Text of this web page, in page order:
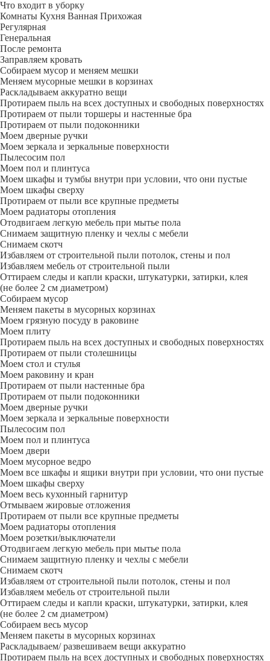
Что входит в уборку
Регу­лярная
Гене­ральная
После ремонта
Заправляем кровать
Собираем мусор и меняем мешки
Меняем мусорные мешки в корзинах
Раскладываем аккуратно вещи
Протираем пыль на всех доступных и свободных поверхностях
Протираем от пыли торшеры и настенные бра
Протираем от пыли подоконники
Моем дверные ручки
Моем зеркала и зеркальные поверхности
Пылесосим пол
Моем пол и плинтуса
Моем шкафы и тумбы внутри при условии, что они пустые
Моем шкафы сверху
Протираем от пыли все крупные предметы
Моем радиаторы отопления
Отодвигаем легкую мебель при мытье пола
Снимаем защитную пленку и чехлы с мебели
Снимаем скотч
Избавляем от строительной пыли потолок, стены и пол
Избавляем мебель от строительной пыли
Оттираем следы и капли краски, штукатурки, затирки, клея
(не более 2 см диаметром)
Собираем мусор
Меняем пакеты в мусорных корзинах
Моем грязную посуду в раковине
Моем плиту
Протираем пыль на всех доступных и свободных поверхностях
Протираем от пыли столешницы
Моем стол и стулья
Моем раковину и кран
Протираем от пыли настенные бра
Протираем от пыли подоконники
Моем дверные ручки
Моем зеркала и зеркальные поверхности
Пылесосим пол
Моем пол и плинтуса
Моем двери
Моем мусорное ведро
Моем все шкафы и ящики внутри при условии, что они пустые
Моем шкафы сверху
Моем весь кухонный гарнитур
Отмываем жировые отложения
Протираем от пыли все крупные предметы
Моем радиаторы отопления
Моем розетки/выключатели
Отодвигаем легкую мебель при мытье пола
Снимаем защитную пленку и чехлы с мебели
Снимаем скотч
Избавляем от строительной пыли потолок, стены и пол
Избавляем мебель от строительной пыли
Оттираем следы и капли краски, штукатурки, затирки, клея
(не более 2 см диаметром)
Собираем весь мусор
Меняем пакеты в мусорных корзинах
Раскладываем/ развешиваем вещи аккуратно
Протираем пыль на всех доступных и свободных поверхностях